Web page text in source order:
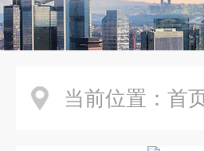
当前位置： 首